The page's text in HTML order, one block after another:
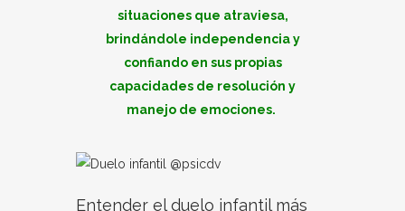
situaciones que atraviesa,
brindándole independencia y
confiando en sus propias
capacidades de resolución y
manejo de emociones.
Entender el duelo infantil más